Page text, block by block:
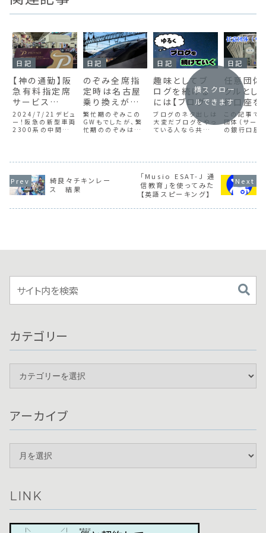
日記
【神の通勤】阪
急有料指定席
サービス
『PRiVACE』
に乗ってみた
《プライベー
2024/7/21デビュ
ー！阪急の新型車両
2300系の中間車
ていつぶりかと思っ
2013年ぶりらしい
です。現状、大阪ー
京都間の有料特急
ムカーとJRのサン
日記
のぞみ全席指
定時は名古屋
乗り換えがベ
ターという話
（下り）
繁忙期のぞみこの
GWもでしたが、繁
忙期ののぞみは全
こも指定席になる
るようで、指定席化
することで人の流れ
込みを抑えようとい
う目的があるのだ
日記
趣味としてブ
ログを続ける
には【ブログ運
営・ネタ探し】
ブログのネタ出しは
大変だブログをやっ
ている人なら共感し
ム攻略や日記など
営しているが、それ
でも無限にアイデア
が沸いてくるわけで
はない。特に、ゲー
ム攻略なんかは大
日記
任意団体
クルとし
行口座を
してみた
なき社団
この記事で
団体（サーク
の銀行口座
ど、ポイント
できます。
横スクロー
ルできます
綺良々チキンレー
ス 結果
「Musio ESAT-J 通
信教育」を使ってみた
【英語スピーキング】
カテゴリー
アーカイブ
LINK